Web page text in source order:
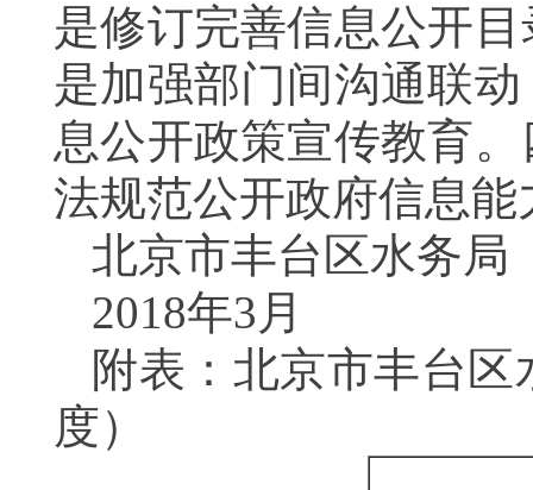
是修订完善信息公开
是加强部门间沟通联
息公开政策宣传教育
法规范公开政府信息能
北京市丰台区水务局
2018年3月
附表：北京市丰台
度）